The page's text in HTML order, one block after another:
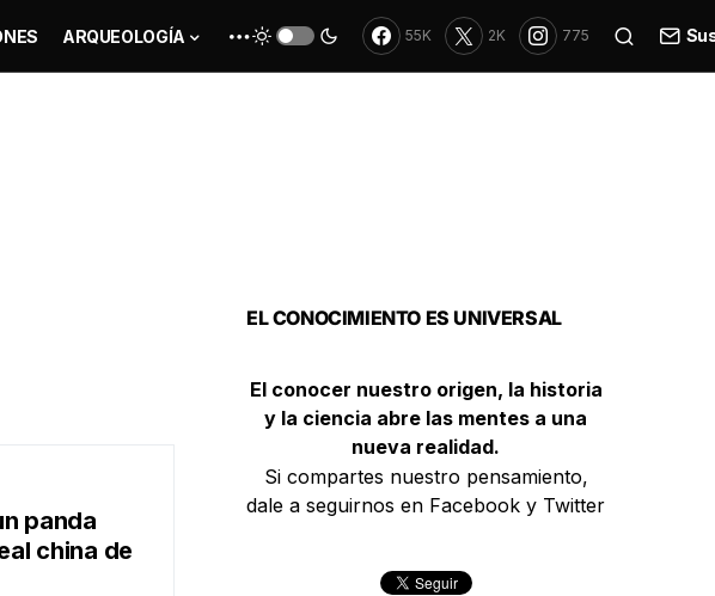
ARQUEOLOGÍA 55K 2K 775
panda
china de
EL CONOCIMIENTO ES UNIVERSAL
El conocer nuestro origen, la historia
y la ciencia abre las mentes a una
nueva realidad.
Si compartes nuestro pensamiento,
dale a seguirnos en Facebook y Twitter